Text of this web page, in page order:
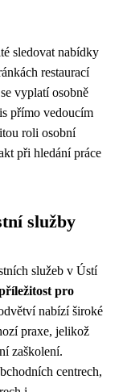
sledovat nabídky
restaurací
vyplatí osobně
přímo vedoucím
roli osobní
při hledání práce
služby
služeb v Ústí
pro
nabízí široké
praxe, jelikož
zaškolení.
centrech,